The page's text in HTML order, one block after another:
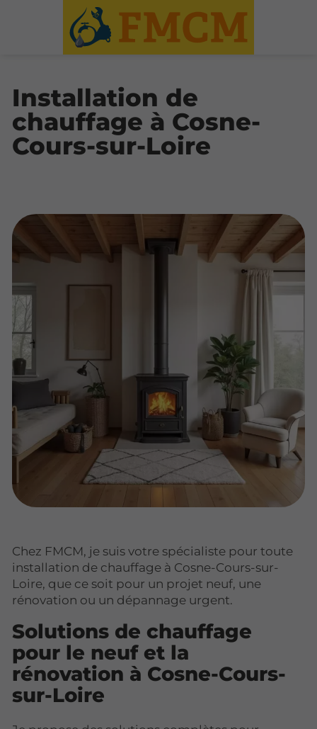
Installation de
chauffage à Cosne-
Cours-sur-Loire
Chez FMCM, je suis votre spécialiste pour toute
installation de chauffage à Cosne-Cours-sur-
Loire, que ce soit pour un projet neuf, une
rénovation ou un dépannage urgent.
Solutions de chauffage
pour le neuf et la
rénovation à Cosne-Cours-
sur-Loire